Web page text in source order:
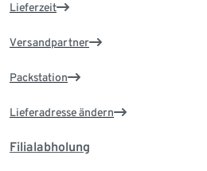
Lieferzeit
Versandpartner
Packstation
Lieferadresse ändern
Filialabholung